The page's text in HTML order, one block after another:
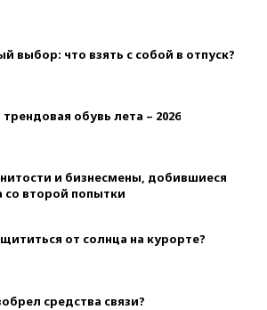
выбор: что взять с собой в отпуск?
обувь лета – 2026
и бизнесмены, добившиеся
со второй попытки
от солнца на курорте?
средства связи?